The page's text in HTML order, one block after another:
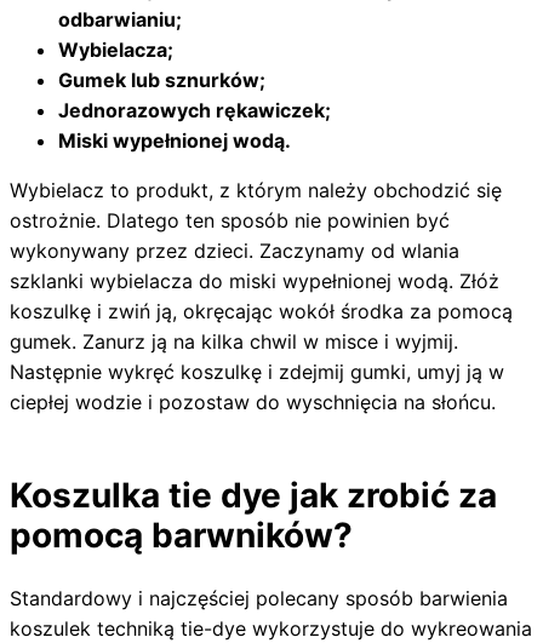
odbarwianiu;
Wybielacza;
Gumek lub sznurków;
Jednorazowych rękawiczek;
Miski wypełnionej wodą.
Wybielacz to produkt, z którym należy obchodzić się
ostrożnie. Dlatego ten sposób nie powinien być
wykonywany przez dzieci. Zaczynamy od wlania
szklanki wybielacza do miski wypełnionej wodą. Złóż
koszulkę i zwiń ją, okręcając wokół środka za pomocą
gumek. Zanurz ją na kilka chwil w misce i wyjmij.
Następnie wykręć koszulkę i zdejmij gumki, umyj ją w
ciepłej wodzie i pozostaw do wyschnięcia na słońcu.
Koszulka tie dye jak zrobić za
pomocą barwników?
Standardowy i najczęściej polecany sposób barwienia
koszulek techniką tie-dye wykorzystuje do wykreowania